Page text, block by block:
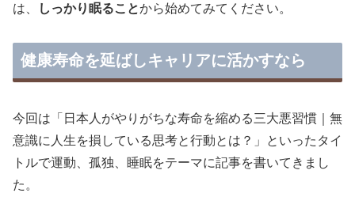
は、
しっかり眠ることから始めてみてください。
健康寿命を延ばしキャリアに活かすなら
今回は「日本人がやりがちな寿命を縮める三大悪習慣｜無
意識に人生を損している思考と行動とは？」といったタイ
トルで運動、孤独、睡眠をテーマに記事を書いてきまし
た。